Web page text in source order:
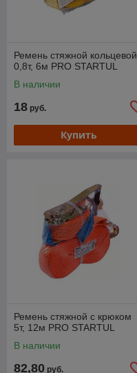
Ремень стяжной кольцевой
0,8т, 6м PRO STARTUL
В наличии
18 руб.
Купить
Ремень стяжной с крюком
5т, 12м PRO STARTUL
В наличии
82,80 руб.